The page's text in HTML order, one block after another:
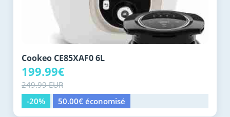
Cookeo CE85XAF0 6L
199.99€
249.99 EUR
-20%
50.00€ économisé